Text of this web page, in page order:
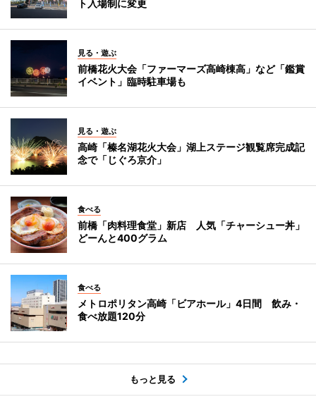
ト入場制に変更
見る・遊ぶ
前橋花火大会「ファーマーズ高崎棟高」など「鑑賞
イベント」臨時駐車場も
見る・遊ぶ
高崎「榛名湖花火大会」湖上ステージ観覧席完成記
念で「じぐろ京介」
食べる
前橋「肉料理食堂」新店 人気「チャーシュー丼」
どーんと400グラム
食べる
メトロポリタン高崎「ビアホール」4日間 飲み・
食べ放題120分
もっと見る